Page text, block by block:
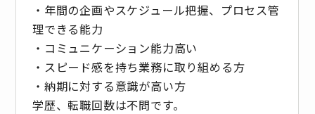
・年間の企画やスケジュール把握、プロセス管
理できる能力
・コミュニケーション能力高い
・スピード感を持ち業務に取り組める方
・納期に対する意識が高い方
学歴、転職回数は不問です。